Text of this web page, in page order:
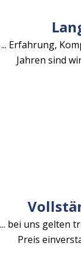
... Erfahrung,
Jahren sind
... bei uns gelten
Preis